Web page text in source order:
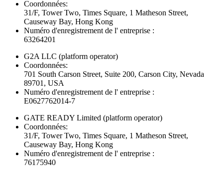
Coordonnées:
31/F, Tower Two, Times Square, 1 Matheson Street,
Causeway Bay, Hong Kong
Numéro d'enregistrement de l' entreprise :
63264201
G2A LLC (platform operator)
Coordonnées:
701 South Carson Street, Suite 200, Carson City, Nevada
89701, USA
Numéro d'enregistrement de l' entreprise :
E0627762014-7
GATE READY Limited (platform operator)
Coordonnées:
31/F, Tower Two, Times Square, 1 Matheson Street,
Causeway Bay, Hong Kong
Numéro d'enregistrement de l' entreprise :
76175940